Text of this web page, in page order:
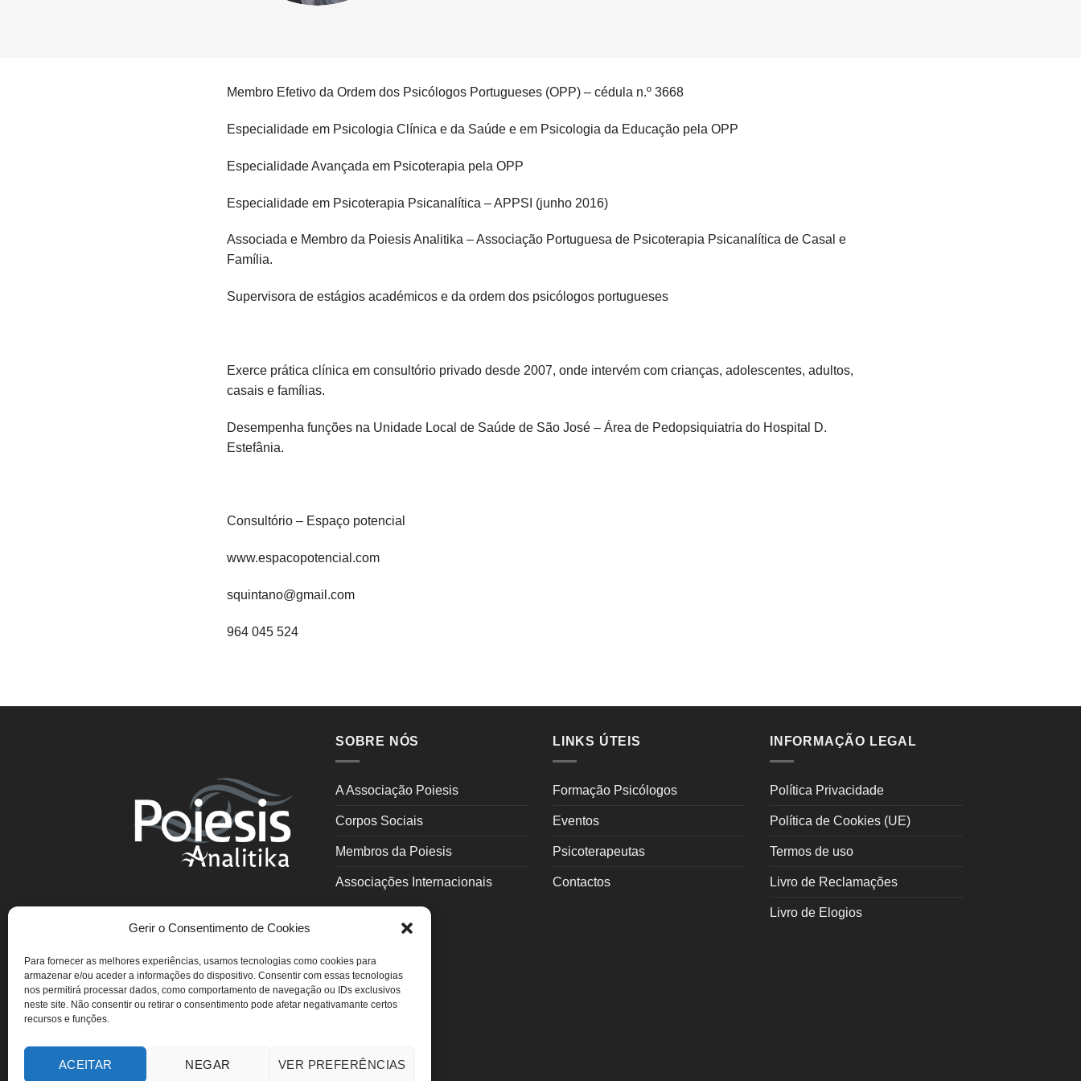
Gerir o Consentimento de Cookies
Para fornecer as melhores experiências, usamos tecnologias como cookies para
armazenar e/ou aceder a informações do dispositivo. Consentir com essas tecnologias
nos permitirá processar dados, como comportamento de navegação ou IDs exclusivos
neste site. Não consentir ou retirar o consentimento pode afetar negativamante certos
recursos e funções.
ACEITAR NEGAR VER PREFERÊNCIAS
Membro Efetivo da Ordem dos Psicólogos Portugueses (OPP) – cédula n.º 3668
Especialidade em Psicologia Clínica e da Saúde e em Psicologia da Educação pela OPP
Especialidade Avançada em Psicoterapia pela OPP
Especialidade em Psicoterapia Psicanalítica – APPSI (junho 2016)
Associada e Membro da Poiesis Analitika – Associação Portuguesa de Psicoterapia Psicanalítica de Casal e
Família.
Supervisora de estágios académicos e da ordem dos psicólogos portugueses
Exerce prática clínica em consultório privado desde 2007, onde intervém com crianças, adolescentes, adultos,
casais e famílias.
Desempenha funções na Unidade Local de Saúde de São José – Área de Pedopsiquiatria do Hospital D.
Estefânia.
Consultório – Espaço potencial
www.espacopotencial.com
squintano@gmail.com
964 045 524
Poiesis Analitika – Associação
Portuguesa de Psicoterapia
SOBRE NÓS
A Associação Poiesis
Corpos Sociais
Membros da Poiesis
Associações Internacionais
LINKS ÚTEIS
Formação Psicólogos
Eventos
Psicoterapeutas
Contactos
INFORMAÇÃO LEGAL
Política Privacidade
Política de Cookies (UE)
Termos de uso
Livro de Reclamações
Livro de Elogios